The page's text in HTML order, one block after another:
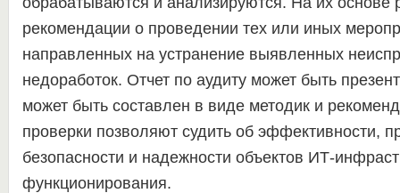
рекомендации о проведении тех или иных
направленных на устранение выявленных
недоработок. Отчет по аудиту может быть
может быть составлен в виде методик и
проверки позволяют судить об эффективности,
безопасности и надежности объектов ИТ-
функционирования.